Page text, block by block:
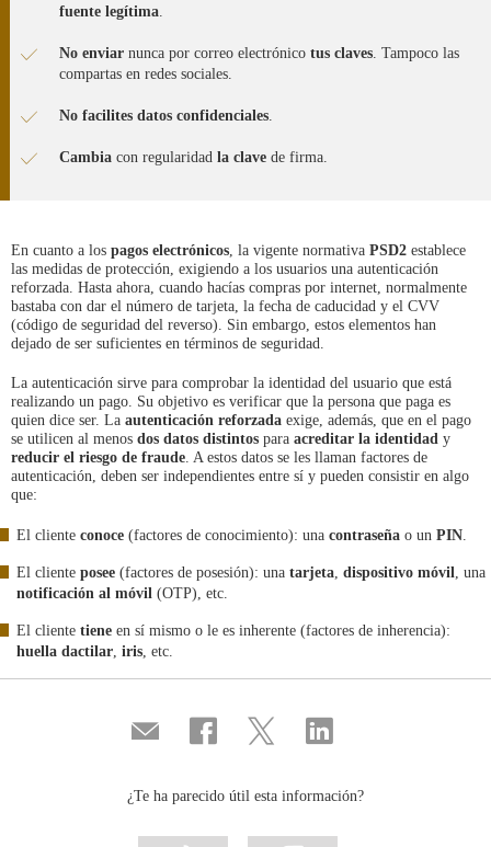
fuente legítima.
No enviar nunca por correo electrónico tus claves. Tampoco las
compartas en redes sociales.
No facilites datos confidenciales.
Cambia con regularidad la clave de firma.
En cuanto a los pagos electrónicos, la vigente normativa PSD2 establece
las medidas de protección, exigiendo a los usuarios una autenticación
reforzada. Hasta ahora, cuando hacías compras por internet, normalmente
bastaba con dar el número de tarjeta, la fecha de caducidad y el CVV
(código de seguridad del reverso). Sin embargo, estos elementos han
dejado de ser suficientes en términos de seguridad.
La autenticación sirve para comprobar la identidad del usuario que está
realizando un pago. Su objetivo es verificar que la persona que paga es
quien dice ser. La autenticación reforzada exige, además, que en el pago
se utilicen al menos dos datos distintos para acreditar la identidad y
reducir el riesgo de fraude. A estos datos se les llaman factores de
autenticación, deben ser independientes entre sí y pueden consistir en algo
que:
El cliente conoce (factores de conocimiento): una contraseña o un PIN.
El cliente posee (factores de posesión): una tarjeta, dispositivo móvil, una
notificación al móvil (OTP), etc.
El cliente tiene en sí mismo o le es inherente (factores de inherencia):
huella dactilar, iris, etc.
Compartir
por
Compartir
en
Compartir
en
Compartir
en
¿Te ha parecido útil esta información?